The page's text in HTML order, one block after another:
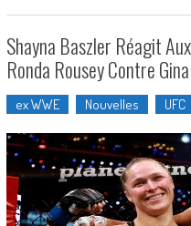
Shayna Baszler Réagit
Ronda Rousey Contre
ex WWE Nouvelles UFC